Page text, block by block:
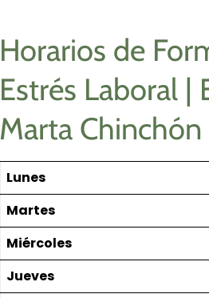
Horarios de
Estrés Laboral |
Marta Chinchón
Lunes
Martes
Miércoles
Jueves